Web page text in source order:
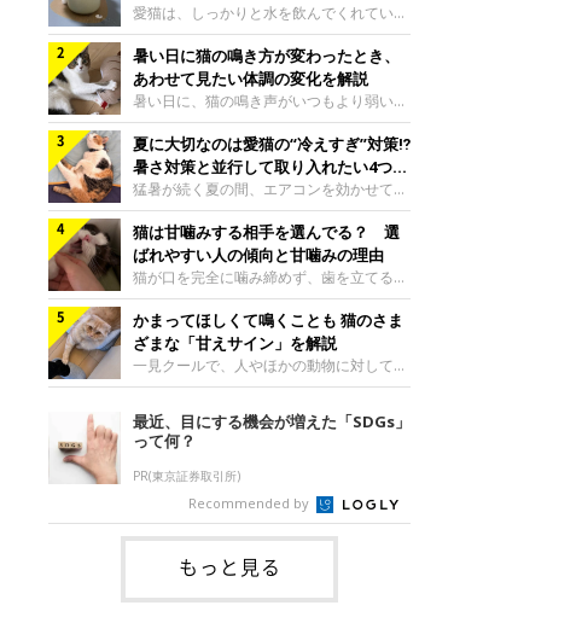
入れ方を解説
愛猫は、しっかりと水を飲んでくれていま
すか？ 夏場はエアコンで室内が涼しいこ
ともあり、猫があまり水を飲まないこと
も。積極的に水分を摂らせるためには、給
水方法を見直したり、フードから水分を摂
らせたりする方法があります。今回は獣医
師の重本仁先生に、猫に水分を摂らせるた
めにできるためできる工夫を教えていただ
きました。ボウルの高さを愛猫の好みにね
このきもち投稿写真ギャラリー水飲みボウ
ルの高さは、猫が飲むときに頭が胃より下
にならないように設定すると飲みやすいで
しょう。首を深く折り曲げずに済むため、
関節や食道への負
暑い日に猫の鳴き方が変わったとき、
あわせて見たい体調の変化を解説
暑い日に、猫の鳴き声がいつもより弱い、
かすれる、しつこく鳴くなど、ふだんと違
って聞こえることがあります。 そんなと
き、あわせてどのような様子を確認したら
よいのでしょうか。暑い日に猫の鳴き方が
変わるときの見方や注意したい体調の変化
などについて、ねこのきもち獣医師相談室
の山口みき先生に伺いました。 鳴き方の
変化だけで判断せず、全身の様子も確認し
てねこのきもち投稿写真ギャラリー猫の鳴
き方が変わったとき、暑さと関係している
ように見えることがあります。 ただ、鳴
き声だけで原因を決めるのは難しく、体調
や環境の変化を
夏に大切なのは愛猫の“冷えすぎ”対策⁉
暑さ対策と並行して取り入れたい4つの
工夫
猛暑が続く夏の間、エアコンを効かせて室
内を冷やしますよね。しかし、人にとって
は快適な温度でも、猫にとっては温度が低
すぎることも。暑さ対策と並行して、冷え
すぎ対策もしっかりと行うことが大切で
す。今回は獣医師の重本仁先生に、猫の冷
えすぎを防ぐ4つの対策を教えていただき
ました。（1） 冷房の効いていない部屋に
行き来できるようにするねこのきもち投稿
写真ギャラリー猫が寒いと感じたときに、
ましょう。冷房の効いていない部屋や廊下
へも自由に行き来できるように、ドアは猫
が通れる程度に
猫は甘噛みする相手を選んでる？ 選
ばれやすい人の傾向と甘噛みの理由
猫が口を完全に噛み締めず、歯を立てる程
度に噛む“甘噛み”。遊びやスキンシップの
ときに繰り出すことがありますが、同じ家
族でも噛まれる頻度に違いがあると感じる
ことも。ねこのきもちWEB MAGAZINEで
は、飼い主さんたちにアンケートを実施
し、愛猫が甘噛みする相手を選んでいると
感じる状況を教えてもらいました。また、
ねこのきもち獣医師相談室の原駿太朗先生
には、実際に猫は甘噛みする相手を選んで
いるのか、その真相をお聞きします。約6
割の飼い主さんが「甘噛みする相手を選ん
でいる」と感じていた※2026年5月実施
かまってほしくて鳴くことも 猫のさま
ざまな「甘えサイン」を解説
一見クールで、人やほかの動物に対してあ
まり求めないように見える猫。しかし、実
は甘えん坊な性格の猫も少なくありませ
ん。今回は猫たちが出している“甘えサイ
ン”について、帝京科学大学生命環境学部
アニマルサイエンス学科准教授の加隈良枝
先生に教えていただきました。鳴くのは、
かまってほしいサインねこのきもち投稿写
真ギャラリーもともと、子猫が親猫に対し
てお世話を求めるときに鳴き声を使いま
す。子猫なので「ニャー」よりもややか細
い「ミャア」といった鳴き声になります
最近、目にする機会が増えた「SDGs」
って何？
PR(東京証券取引所)
Recommended by
もっと見る